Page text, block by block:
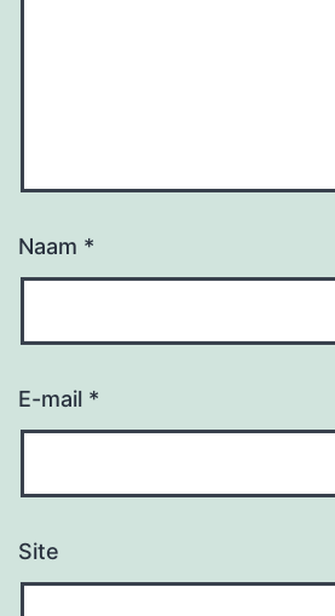
Naam *
E-mail *
Site